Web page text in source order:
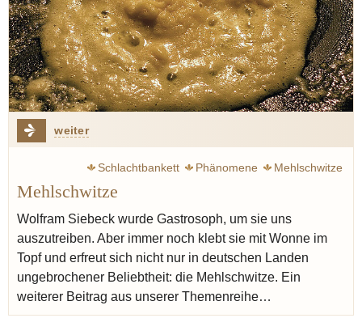
weiter
Schlachtbankett Phänomene
Mehlschwitze
Siebeck Wolfram
Erdbeere
Point Fernand
Bocuse Paul
Varenne françois-pierre de la
Spargel Drittes Reich
Mehlschwitze
Wolfram Siebeck wurde Gastrosoph, um sie uns
auszutreiben. Aber immer noch klebt sie mit Wonne im
Topf und erfreut sich nicht nur in deutschen Landen
ungebrochener Beliebtheit: die Mehlschwitze. Ein
weiterer Beitrag aus unserer Themenreihe…